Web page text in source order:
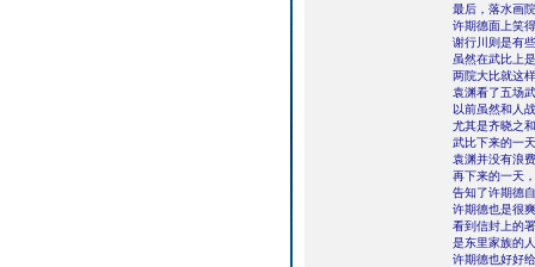
最后，落水画院
许期德面上笑得
谢行川则是有些
虽然在武比上是
两院大比就这样
袁渊看了五场武
以前虽然和人战
尤其是齐晓之和
武比下来的一天
袁渊并没有浪费
再下来的一天，
告知了许期德自
许期德也是很爽
看到信封上的署
是东里家族的
许期德也好好给